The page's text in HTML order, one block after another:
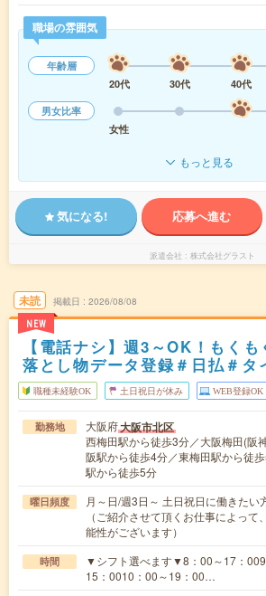
職場の雰囲気
年齢層
20代
30代 40代
男女比率
女性
もっと見る
気になる! 応募へ進む
派遣会社 株式会社グラスト
未読
NEW
掲載日 2026/08/08
【電話ナシ】週3～OK！もく
落とし物データ登録＃日払＃タ
職種未経験OK 土日祝日が休み WEB登録OK
勤務地 大阪府大阪市北区
西梅田駅から徒歩3分／大阪梅田(阪
阪駅から徒歩4分／東梅田駅から徒
駅から徒歩5分
曜日頻度
月～日/週3日～ 土日祝日に働きたい
（ご紹介させて頂くお仕事によっ
能性がございます）
時間
▼シフト選べます▼8：00～17：
15：0010：00～19：00…